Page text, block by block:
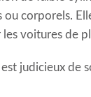
ou corporels.
voitures de
judicieux de